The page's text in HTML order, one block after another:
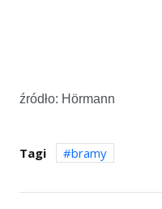
źródło: Hörmann
Tagi bramy